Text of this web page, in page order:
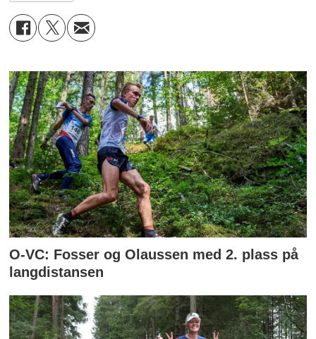
O-VC: Fosser og Olaussen med 2. plass på
langdistansen